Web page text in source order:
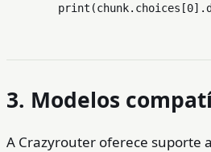
print (chunk.choices[0
3. Modelos
A Crazyrouter oferece suporte